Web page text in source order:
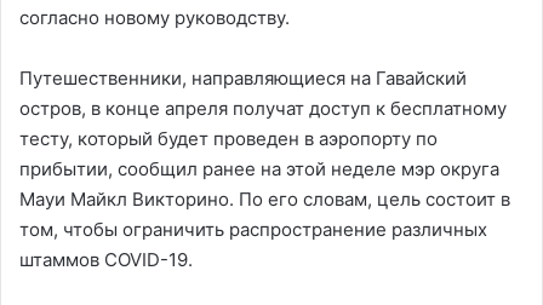
согласно новому руководству.
Путешественники, направляющиеся на Гавайский
остров, в конце апреля получат доступ к бесплатному
тесту, который будет проведен в аэропорту по
прибытии, сообщил ранее на этой неделе мэр округа
Мауи Майкл Викторино. По его словам, цель состоит в
том, чтобы ограничить распространение различных
штаммов COVID-19.